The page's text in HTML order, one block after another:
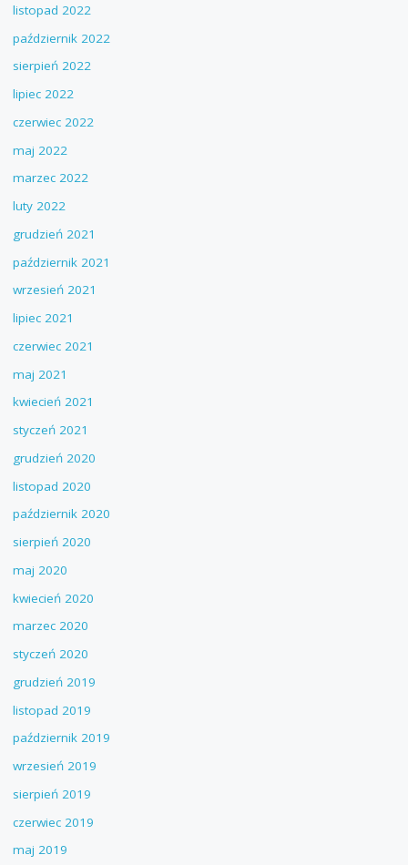
listopad 2022
październik 2022
sierpień 2022
lipiec 2022
czerwiec 2022
maj 2022
marzec 2022
luty 2022
grudzień 2021
październik 2021
wrzesień 2021
lipiec 2021
czerwiec 2021
maj 2021
kwiecień 2021
styczeń 2021
grudzień 2020
listopad 2020
październik 2020
sierpień 2020
maj 2020
kwiecień 2020
marzec 2020
styczeń 2020
grudzień 2019
listopad 2019
październik 2019
wrzesień 2019
sierpień 2019
czerwiec 2019
maj 2019